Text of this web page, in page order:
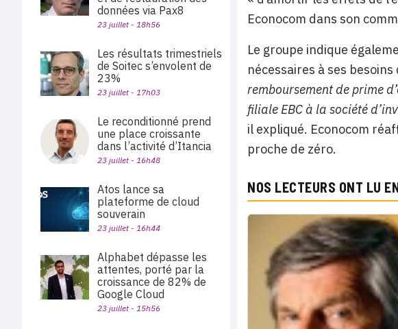
Econocom dans son
Le groupe indique
nécessaires à ses
remboursement de prime
filiale EBC à la société
il expliqué. Econocom
proche de zéro.
NOS LECTEURS ONT LU
données via Pax8
23 juillet - 18h56
Les résultats trimestriels
de Soitec s’envolent de
23%
23 juillet - 17h03
Le reconditionné prend
une place croissante
dans l’activité d’Itancia
23 juillet - 16h48
Atos lance sa
plateforme de cloud
souverain
23 juillet - 16h44
Alphabet dépasse les
attentes, porté par la
croissance de 82% de
Google Cloud
23 juillet - 15h56